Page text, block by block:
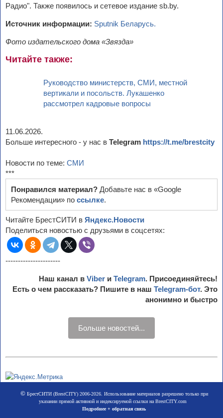
Радио". Также появилось и сетевое издание sb.by.
Источник информации: Sputnik Беларусь.
Фото издательского дома «Звязда»
Читайте также:
Руководство министерств, СМИ, местной
вертикали и посольств. Лукашенко
рассмотрел кадровые вопросы
11.06.2026.
Больше интересного - у нас в Telegram https://t.me/brestcity
Новости по теме: СМИ
***
Понравился материал? Добавьте нас в «Google
Рекомендации» по ссылке.
Читайте БрестСИТИ в Яндекс.Новости
Поделиться новостью с друзьями в соцсетях:
----------------------
Наш канал в Viber и Telegram. Присоединяйтесь!
Есть о чем рассказать? Пишите в наш Telegram-бот. Это
анонимно и быстро
Больше новостей...
©БрестСИТИ (BrestCITY) 2006-2026. Использование материалов разрешено только при
указании прямой активной и индексируемой ссылки на BrestCITY.com
Подробнее + обратная связь